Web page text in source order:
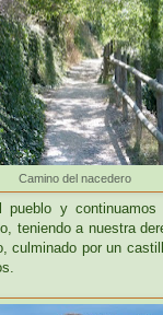
Camino del nacedero
pueblo y
teniendo a nuestra
culminado por un